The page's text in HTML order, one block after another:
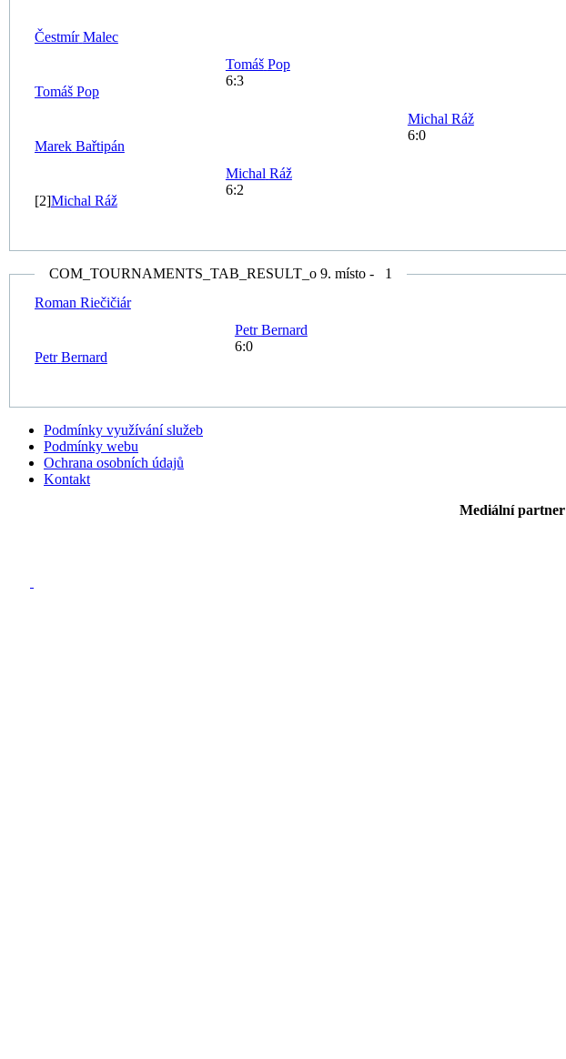
Čestmír Malec
Tomáš Pop
Marek Bařtipán
[2]Michal Ráž
Tomáš Pop
6:3
Michal Ráž
6:2
Michal Ráž
6:0
COM_TOURNAMENTS_TAB_RESULT_o 9. místo - 1
Roman Riečičiár
Petr Bernard
Petr Bernard
6:0
Podmínky využívání služeb
Podmínky webu
Ochrana osobních údajů
Kontakt
Mediální partner